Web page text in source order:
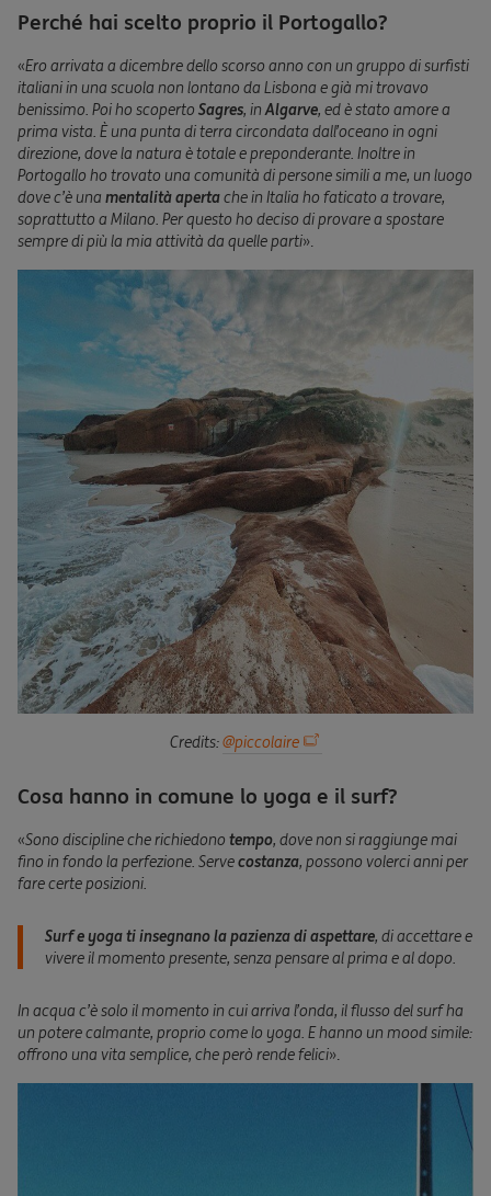
Perché hai scelto proprio il Portogallo?
«Ero arrivata a dicembre dello scorso anno con un gruppo di surfisti
italiani in una scuola non lontano da Lisbona e già mi trovavo
benissimo. Poi ho scoperto Sagres, inAlgarve, ed è stato amore a
prima vista. È una punta di terra circondata dall’oceano in ogni
direzione, dove la natura è totale e preponderante. Inoltre in
Portogallo ho trovato una comunità di persone simili a me, un luogo
dove c’è una mentalità apertache in Italia ho faticato a trovare,
soprattutto a Milano. Per questo ho deciso di provare a spostare
sempre di più la mia attività da quelle parti».
Credits:@piccolaire
Cosa hanno in comune lo yoga e il surf?
«Sono discipline che richiedono tempo, dove non si raggiunge mai
fino in fondo la perfezione. Servecostanza, possono volerci anni per
fare certe posizioni.
Surf e yoga ti insegnano la pazienza di aspettare, di accettare e
vivere il momento presente, senza pensare al prima e al dopo.
In acqua c’è solo il momento in cui arriva l’onda, il flusso del surf ha
un potere calmante, proprio come lo yoga. E hanno un mood simile:
offrono una vita semplice, che però rende felici».